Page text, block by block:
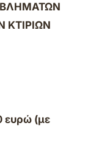
ΚΤΙΡΙΩΝ
ευρώ (με